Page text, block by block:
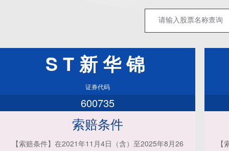
ST新华锦
证券代码
600735
索赔条件
【索赔条件】在2021年11月4日（含）至2025年8月26